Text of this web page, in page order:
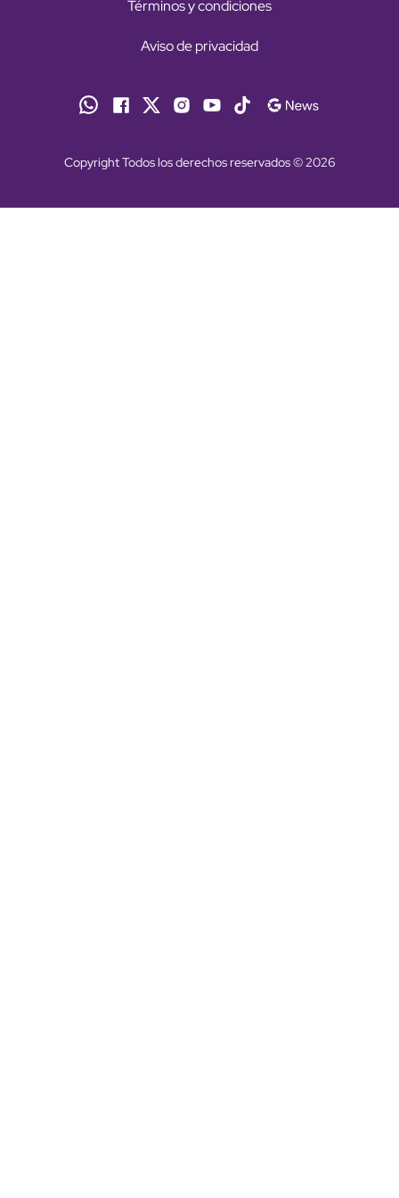
Términos y condiciones
Aviso de privacidad
Copyright Todos los derechos reservados © 2026